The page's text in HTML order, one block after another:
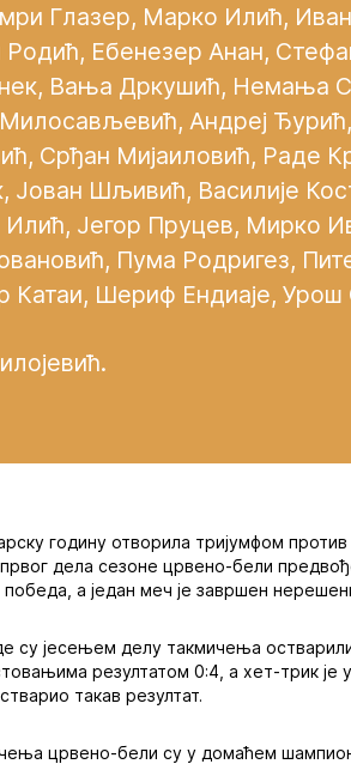
Глазер, Марко Илић,
Ебенезер Анан,
Вања Дркушић, Немања
Андреј
Срђан Мијаиловић, Раде
Шљивић, Василије
Илић, Јегор Пруцев, Мирко
Пума Родригез,
Катаи, Шериф Ендиаје,
годину отворила тријумфом
дела сезоне црвено-бели
а један меч је завршен
су jесењем делу такмичења остварили
резултатом 0:4, а хет-трик
такав резултат.
црвено-бели су у домаћем